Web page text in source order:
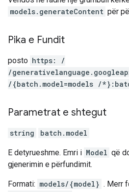
models.generateContent për
Pika e Fundit
posto https: /
/
/{batch.model=models /
Parametrat e shtegut
string batch.model
E detyrueshme. Emri i Model që
gjenerimin e përfundimit.
Formati: models/{model} . Merr